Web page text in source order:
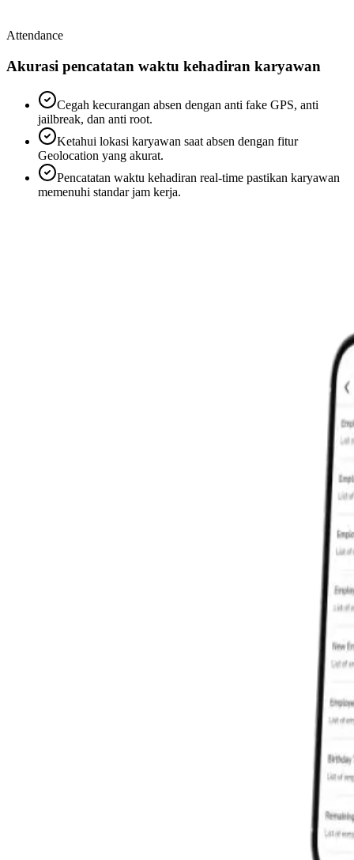
Attendance
Akurasi pencatatan waktu kehadiran karyawan
Cegah kecurangan absen dengan anti fake GPS, anti
jailbreak, dan anti root.
Ketahui lokasi karyawan saat absen dengan fitur
Geolocation yang akurat.
Pencatatan waktu kehadiran real-time pastikan karyawan
memenuhi standar jam kerja.